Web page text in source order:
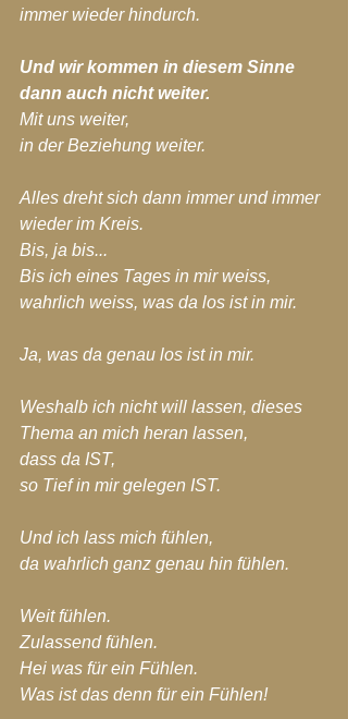
immer wieder hindurch.
Und wir kommen in diesem Sinne
dann auch nicht weiter.
Mit uns weiter,
in der Beziehung weiter.
Alles dreht sich dann immer und immer
wieder im Kreis.
Bis, ja bis...
Bis ich eines Tages in mir weiss,
wahrlich weiss, was da los ist in mir.
Ja, was da genau los ist in mir.
Weshalb ich nicht will lassen, dieses
Thema an mich heran lassen,
dass da IST,
so Tief in mir gelegen IST.
Und ich lass mich fühlen,
da wahrlich ganz genau hin fühlen.
Weit fühlen.
Zulassend fühlen.
Hei was für ein Fühlen.
Was ist das denn für ein Fühlen!